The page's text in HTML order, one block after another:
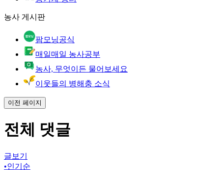
농사 게시판
팜모닝공식
매일매일 농사공부
농사, 무엇이든 물어보세요
이웃들의 병해충 소식
이전 페이지
전체 댓글
글보기
•인기순